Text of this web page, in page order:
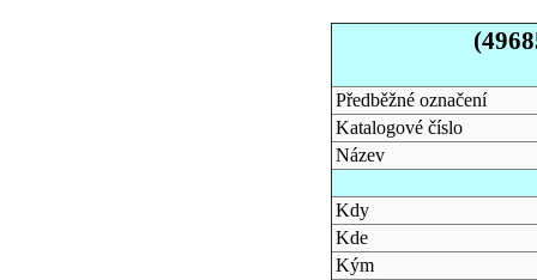
Předběžné označení
Katalogové číslo
Název
Kdy
Kde
Kým